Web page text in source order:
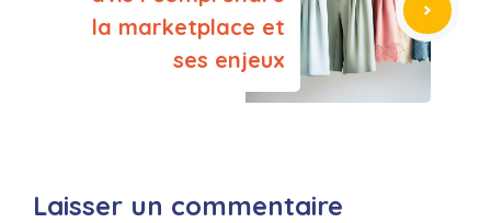
la marketplace et
ses enjeux
Laisser un commentaire